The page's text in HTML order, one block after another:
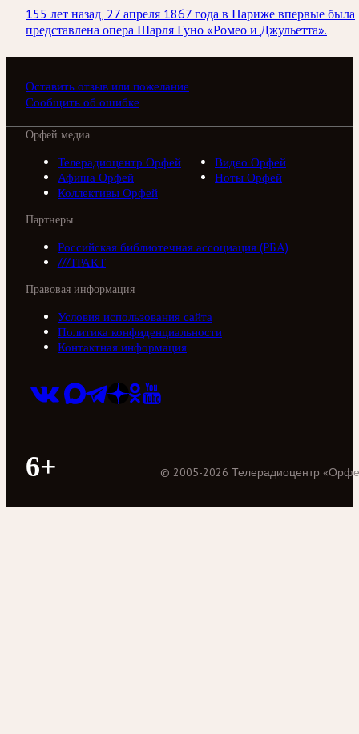
155 лет назад, 27 апреля 1867 года в Париже впервые была
представлена опера Шарля Гуно «Ромео и Джульетта».
Оставить отзыв или пожелание
Сообщить об ошибке
Орфей медиа
Телерадиоцентр Орфей
Видео Орфей
Афиша Орфей
Ноты Орфей
Коллективы Орфей
Партнеры
Российская библиотечная ассоциация (РБА)
///ТРАКТ
Правовая информация
Условия использования сайта
Политика конфиденциальности
Контактная информация
6+ © 2005-2026 Телерадиоцентр